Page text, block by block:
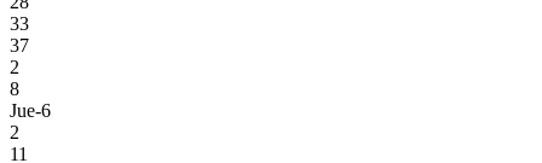
33
37
2
8
Jue-6
2
11